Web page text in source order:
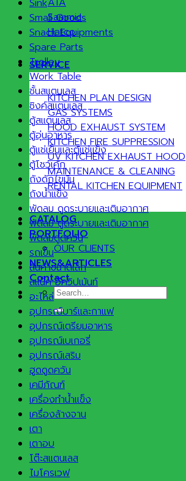
Sammic
Hatco
SERVICE
KITCHEN PLAN DESIGN
GAS SYSTEMS
HOOD EXHAUST SYSTEM
KITCHEN FIRE SUPPRESSION
UV KITCHEN EXHAUST HOOD
MAINTENANCE & CLEANING
RENTAL KITCHEN EQUIPMENT
CATALOG
PORTFOLIO
OUR CLIENTS
NEWS&ARTICLES
Contact
Search
for:
Sink
Small Goods
Snack Equipments
Spare Parts
Trolley
Work Table
ชั้นสแตนเลส
ซิงค์สแตนเลส
ตู้สแตนเลส
ตู้อุ่นอาหาร
ตู้แช่เย็นและตู้แช่แข็ง
ตู้โชว์เค้ก
ถังดักไขมัน
ถังน้ำแข็ง
พัดลม ดูดระบายและเติมอากาศ
พัดลม ดูดระบายและเติมอากาศ
พัดลมดูดควัน
รถเข็น
สินค้าขนาดเล็ก
สแน็ค อีควิปเม้นท์
อะไหล่
อุปกรณ์บาร์และกาแฟ
อุปกรณ์เตรียมอาหาร
อุปกรณ์เบเกอรี่
อุปกรณ์เสริม
ฮูดดูดควัน
เคมีภัณฑ์
เครื่องทำน้ำแข็ง
เครื่องล้างจาน
เตา
เตาอบ
โต๊ะสแตนเลส
ไมโครเวฟ